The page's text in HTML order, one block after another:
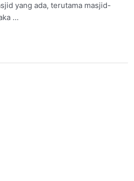
yang ada, terutama masjid-
…